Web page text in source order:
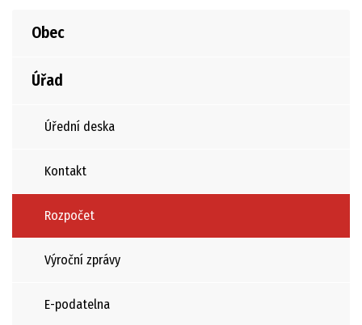
Obec
Úřad
Úřední deska
Kontakt
Rozpočet
Výroční zprávy
E-podatelna